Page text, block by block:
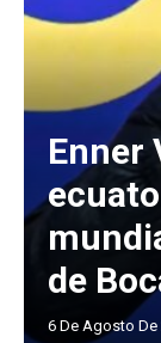
Enner
de
6 De Agosto De